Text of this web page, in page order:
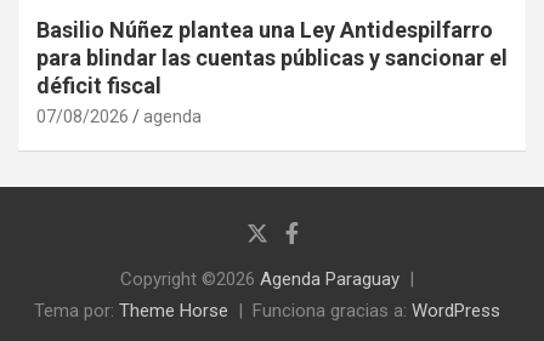
Basilio Núñez plantea una Ley Antidespilfarro
para blindar las cuentas públicas y sancionar el
déficit fiscal
07/08/2026 agenda
Copyright ©2026 Agenda Paraguay
Tema por: Theme Horse Funciona gracias a: WordPress